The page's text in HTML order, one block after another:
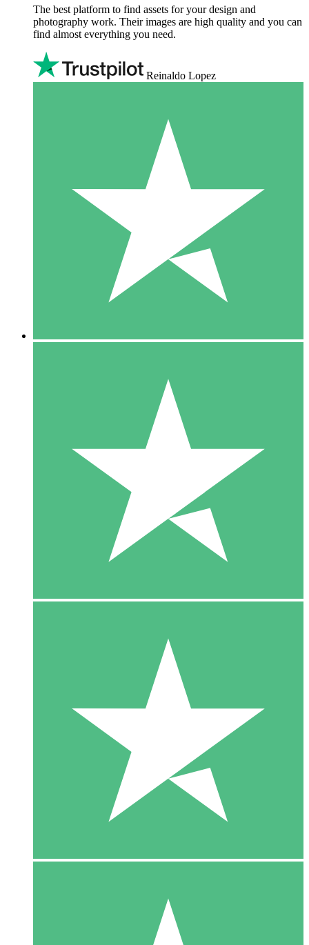
The best platform to find assets for your design and
photography work. Their images are high quality and you can
find almost everything you need.
Reinaldo Lopez